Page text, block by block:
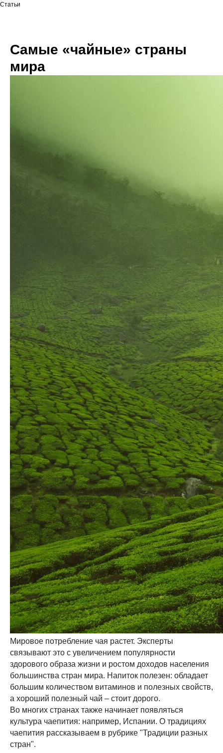
Статьи
Самые «чайные» страны
мира
Мировое потребление чая растет. Эксперты
связывают это с увеличением популярности
здорового образа жизни и ростом доходов населения
большинства стран мира. Напиток полезен: обладает
большим количеством витаминов и полезных свойств,
а хороший полезный чай – стоит дорого.
Во многих странах также начинает появляться
культура чаепития: например, Испании. О традициях
чаепития рассказываем в рубрике "Традиции разных
стран".